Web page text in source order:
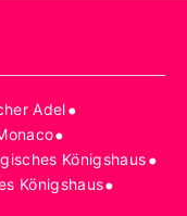
Adel•
•
Königshaus•
Königshaus•